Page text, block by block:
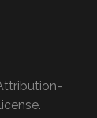
.